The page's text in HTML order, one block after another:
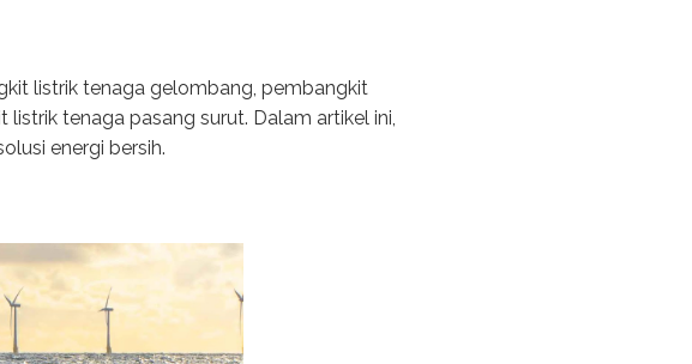
listrik tenaga gelombang, pembangkit
tenaga pasang surut. Dalam artikel ini,
energi bersih.